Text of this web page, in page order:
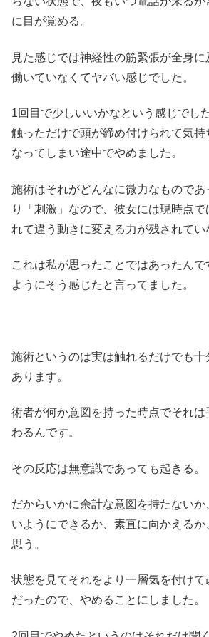
に目が覚める。
見た感じでは神経性の筋緊張が全身
働いていなくてヤバい感じでした。
1回目で少しいいかなという感じでし
触っただけで頭が締め付けられて気持
なってしまい途中でやめました。
施術はそれがどんなに微力なもので
り「刺激」なので、彼女には現時点
れて違う動きに変える力が残されてい
これは私が思ったことではあったん
ようにそう感じたと言ってました。
施術というのは実は触れるだけでも十
あります。
術者が何か意図を持った時点でそれ
わるんです。
その反応は無意識であっても起きる。
だからいかに余計な意図を持たない
いようにできるか、素直に向かえるか
思う。
状態を見てそれをより一層気を付けて
だったので、やめることにしました。